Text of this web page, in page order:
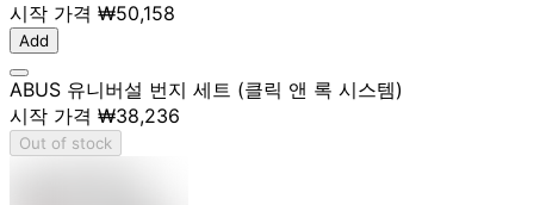
시작 가격 ₩50,158
Add
ABUS 유니버설 번지 세트 (클릭 앤 록 시스템)
시작 가격 ₩38,236
Out of stock